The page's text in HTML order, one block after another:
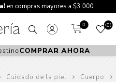
en compras mayores a $3.000
0 0
COMPRAR AHORA
Cuidado de la piel Cuerpo